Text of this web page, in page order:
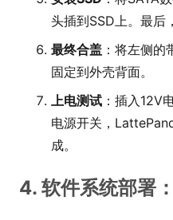
头插到SSD上。最后
最终合盖 ：将左侧
固定到外壳背面。
上电测试 ：插入12V
电源开关，
成。
4. 软件系统部署